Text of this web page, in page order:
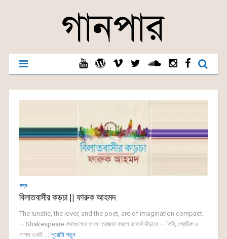
গদ্য
বিলাতবাসীর কড়চা || ফারুক আহমদ
The lunatic, the lover, and the poet, are of imagination compact.
— Shakespeare কথাগুলোর বাংলা তরজমা করলে ভাবার্থ দাঁড়াবে — ‘কবি, প্রেমিক ও
পাগল একই ... পুরোটা পড়ুন